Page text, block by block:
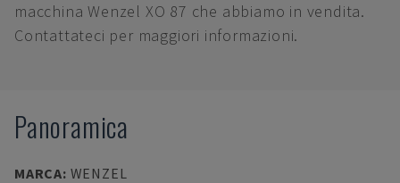
macchina Wenzel XO 87 che abbiamo in vendita.
Contattateci per maggiori informazioni.
Panoramica
MARCA: WENZEL